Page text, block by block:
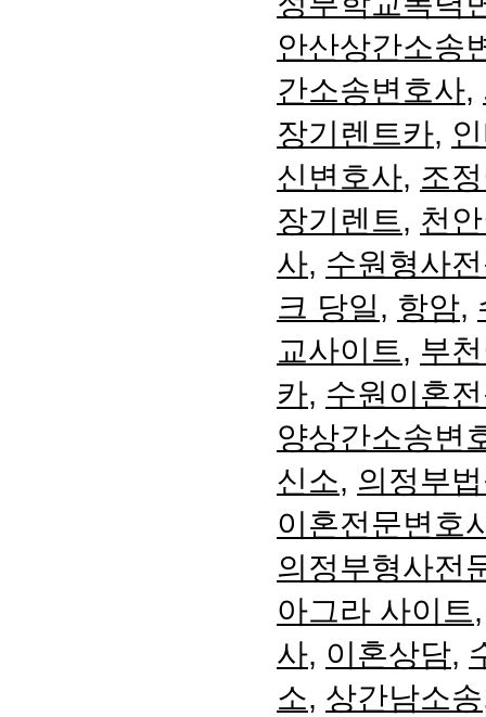
안산상간소송
간소송변호사,
장기렌트카,
신변호사, 조
장기렌트, 천
사, 수원형사
크 당일, 항암,
교사이트, 부
카, 수원이혼
양상간소송변
신소, 의정부
이혼전문변호
의정부형사전
아그라 사이트
사, 이혼상담,
소, 상간남소송